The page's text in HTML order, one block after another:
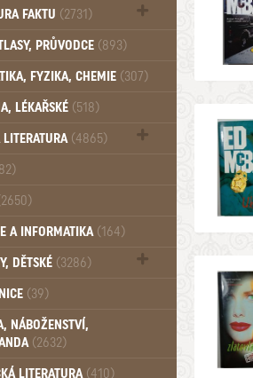
(102)
FAKTU (2731)
(503)PRŮVODCE (893)
FYZIKA, CHEMIE (307)
LÉKAŘSKÉ (518)
(4865)
zdraví životní styl (510)
A INFORMATIKA (164)
DĚTSKÉ (3286)
a mládež (2882)
Dětské - Od roku 1949 (257)
(39)
NÁBOŽENSTVÍ,
(2632)
LITERATURA (410)